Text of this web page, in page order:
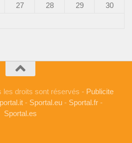
27 28 29
30
les droits sont réservés - Publicite
- Sportal.eu - Sportal.fr -
Sportal.es